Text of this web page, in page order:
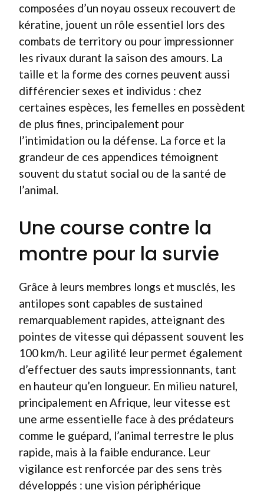
composées d’un noyau osseux recouvert de
kératine, jouent un rôle essentiel lors des
combats de territory ou pour impressionner
les rivaux durant la saison des amours. La
taille et la forme des cornes peuvent aussi
différencier sexes et individus : chez
certaines espèces, les femelles en possèdent
de plus fines, principalement pour
l’intimidation ou la défense. La force et la
grandeur de ces appendices témoignent
souvent du statut social ou de la santé de
l’animal.
Une course contre la
montre pour la survie
Grâce à leurs membres longs et musclés, les
antilopes sont capables de sustained
remarquablement rapides, atteignant des
pointes de vitesse qui dépassent souvent les
100 km/h. Leur agilité leur permet également
d’effectuer des sauts impressionnants, tant
en hauteur qu’en longueur. En milieu naturel,
principalement en Afrique, leur vitesse est
une arme essentielle face à des prédateurs
comme le guépard, l’animal terrestre le plus
rapide, mais à la faible endurance. Leur
vigilance est renforcée par des sens très
développés : une vision périphérique